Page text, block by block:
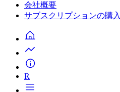
会社概要
サブスクリプションの購入
R